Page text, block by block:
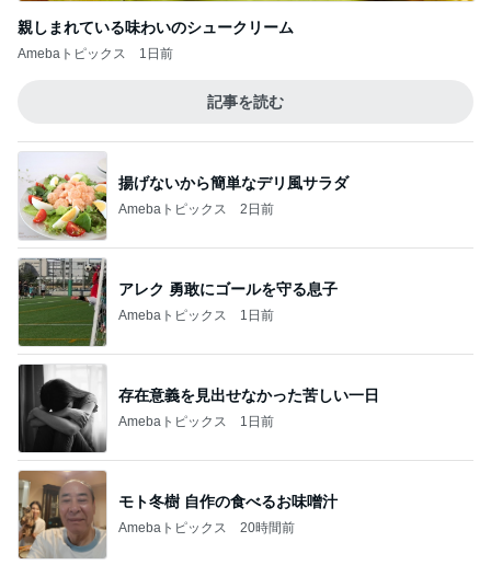
親しまれている味わいのシュークリーム
Amebaトピックス 1日前
記事を読む
揚げないから簡単なデリ風サラダ
Amebaトピックス 2日前
アレク 勇敢にゴールを守る息子
Amebaトピックス 1日前
存在意義を見出せなかった苦しい一日
Amebaトピックス 1日前
モト冬樹 自作の食べるお味噌汁
Amebaトピックス 20時間前